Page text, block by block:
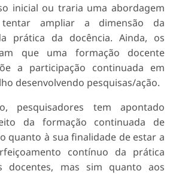
inicial ou traria uma abordagem
ampliar a dimensão da
prática da docência. Ainda, os
que uma formação docente
a participação continuada em
desenvolvendo pesquisas/ação.
pesquisadores tem apontado
da formação continuada de
quanto à sua finalidade de estar a
contínuo da prática
docentes, mas sim quanto aos